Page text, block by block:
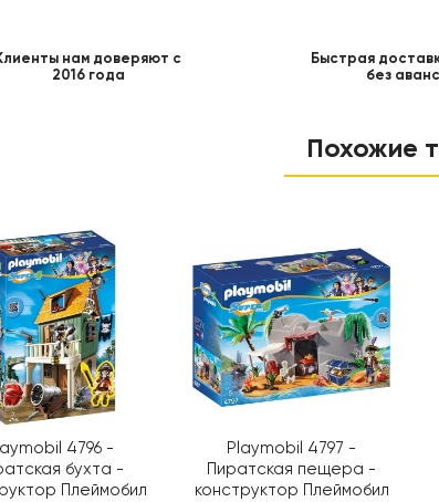
нам доверяют с
2016 года
Быстрая
без
Похожие
4796 -
бухта -
Плеймобил
Playmobil 4797 -
Пиратская пещера -
конструктор Плеймобил